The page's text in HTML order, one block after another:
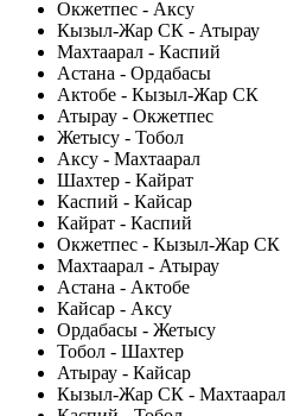
Окжетпес - Аксу
Кызыл-Жар СК - Атырау
Махтаарал - Каспий
Астана - Ордабасы
Актобе - Кызыл-Жар СК
Атырау - Окжетпес
Жетысу - Тобол
Аксу - Махтаарал
Шахтер - Кайрат
Каспий - Кайсар
Кайрат - Каспий
Окжетпес - Кызыл-Жар СК
Махтаарал - Атырау
Астана - Актобе
Кайсар - Аксу
Ордабасы - Жетысу
Тобол - Шахтер
Атырау - Кайсар
Кызыл-Жар СК - Махтаарал